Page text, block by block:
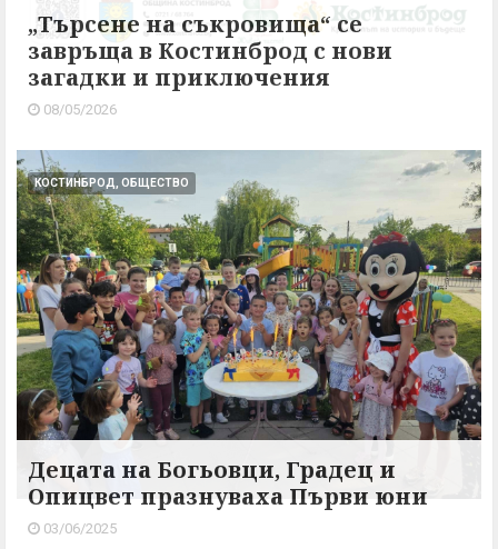
„Търсене на съкровища“ се
завръща в Костинброд с нови
загадки и приключения
08/05/2026
КОСТИНБРОД, ОБЩЕСТВО
Децата на Богьовци, Градец и
Опицвет празнуваха Първи юни
03/06/2025